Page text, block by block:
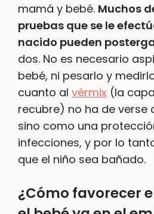
mamá y bebé. Muchos
pruebas que se le
nacido pueden
dos. No es necesario
bebé, ni pesarlo y
cuanto al vérmix (la
recubre) no ha de verse
sino como una
infecciones, y por lo
que el niño sea bañado.
¿Cómo favorecer